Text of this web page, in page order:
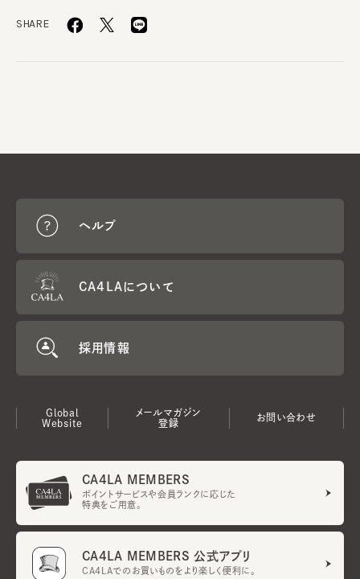
SHARE
ヘルプ
CA4LAについて
採用情報
Global
Website
メールマガジン
登録
お問い合わせ
CA4LA MEMBERS
ポイントサービスや会員ランクに応じた
特典をご用意。
CA4LA MEMBERS 公式アプリ
CA4LAでのお買いものをより楽しく便利に。